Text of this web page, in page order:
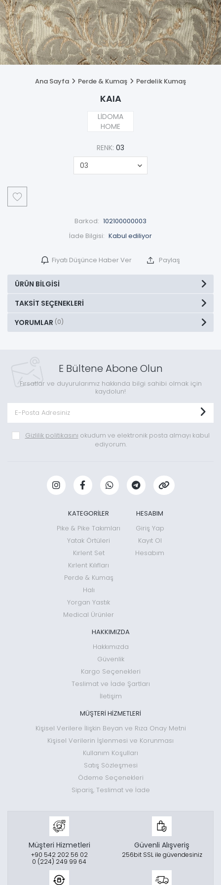
Ana Sayfa Perde & Kumaş Perdelik Kumaş
KAIA
LİDOMA
HOME
RENK: 03
Barkod: 102100000003
İade Bilgisi:
Fiyatı Düşünce Haber Ver Paylaş
ÜRÜN BILGISI
TAKSIT SEÇENEKLERI
YORUMLAR (0)
E Bültene Abone Olun
Fırsatlar ve duyurularımız hakkında bilgi sahibi olmak için
kaydolun!
Gizlilik politikasını okudum ve elektronik posta almayı kabul
ediyorum.
KATEGORİLER
Pike & Pike Takımları
Yatak Örtüleri
Kırlent Set
Kırlent Kılıfları
Perde & Kumaş
Halı
Yorgan Yastık
Medical Ürünler
HESABIM
Giriş Yap
Kayıt Ol
Hesabım
HAKKIMIZDA
Hakkımızda
Güvenlik
Kargo Seçenekleri
Teslimat ve İade Şartları
İletişim
MÜŞTERİ HİZMETLERİ
Kişisel Verilere İlişkin Beyan ve Rıza Onay Metni
Kişisel Verilerin İşlenmesi ve Korunması
Kullanım Koşulları
Satış Sözleşmesi
Ödeme Seçenekleri
Sipariş, Teslimat ve İade
Müşteri Hizmetleri
+90 542 202 56 02
0 (224) 249 99 64
Güvenli Alışveriş
256bit SSL ile güvendesiniz